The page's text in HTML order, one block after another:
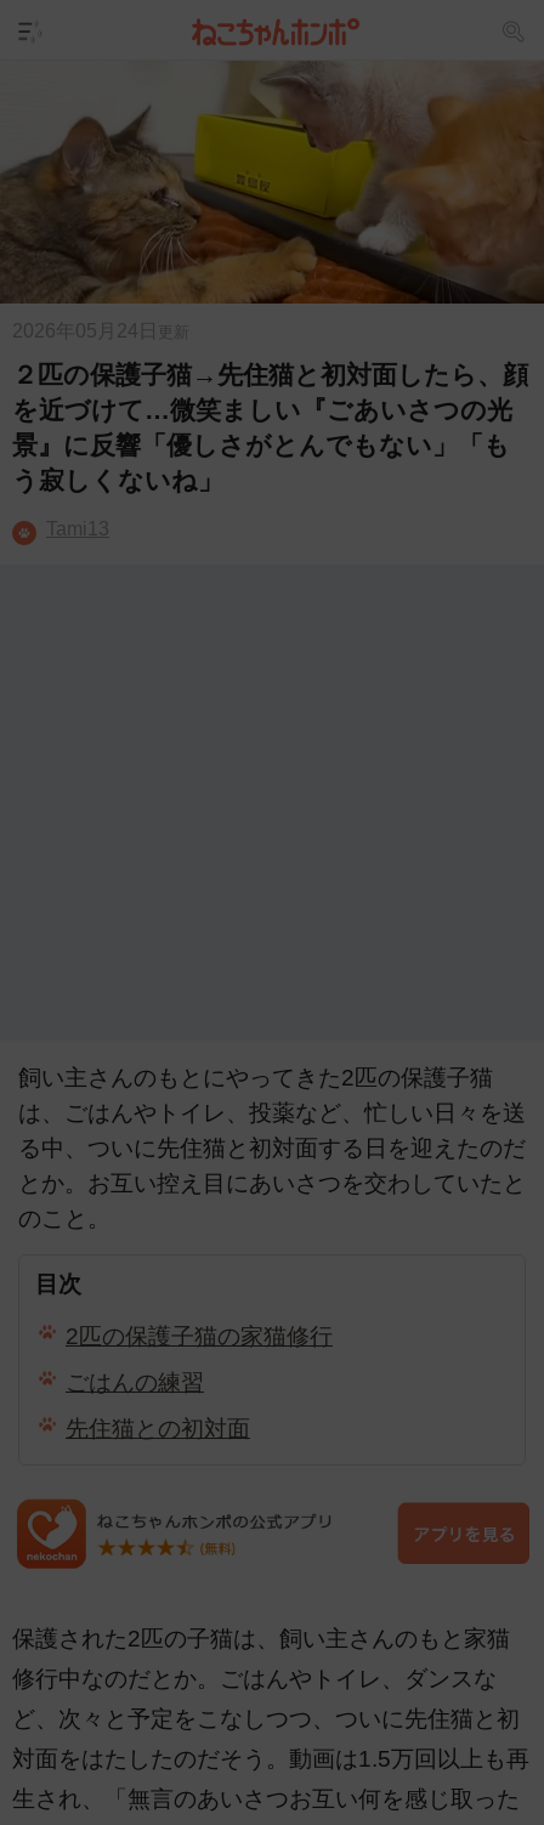
2026年05月24日 更新
２匹の保護子猫→先住猫と初対面したら、顔
を近づけて…微笑ましい『ごあいさつの光
景』に反響「優しさがとんでもない」「も
う寂しくないね」
Tami13
飼い主さんのもとにやってきた2匹の保護子猫
は、ごはんやトイレ、投薬など、忙しい日々を送
る中、ついに先住猫と初対面する日を迎えたのだ
とか。お互い控え目にあいさつを交わしていたと
のこと。
目次
2匹の保護子猫の家猫修行
ごはんの練習
先住猫との初対面
保護された2匹の子猫は、飼い主さんのもと家猫
修行中なのだとか。ごはんやトイレ、ダンスな
ど、次々と予定をこなしつつ、ついに先住猫と初
対面をはたしたのだそう。動画は1.5万回以上も再
生され、「無言のあいさつお互い何を感じ取った